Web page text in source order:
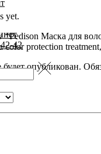
42
yet.
“Pedison Маска для
color protection
опубликован.